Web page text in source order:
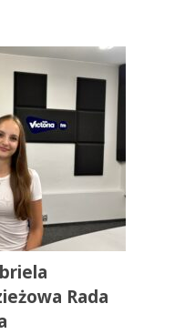
Rada